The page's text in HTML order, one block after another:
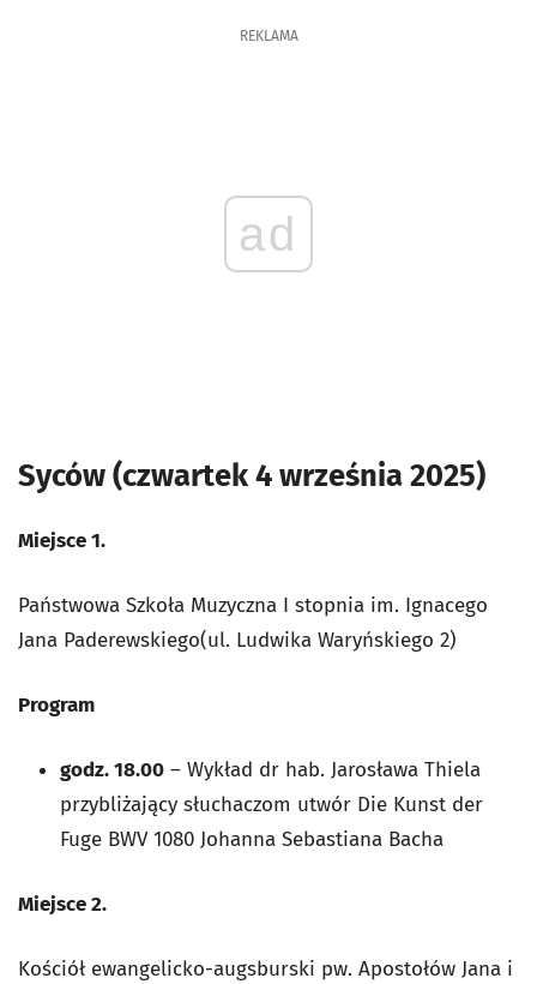
REKLAMA
ad
Syców (czwartek 4 września 2025)
Miejsce 1.
Państwowa Szkoła Muzyczna I stopnia im. Ignacego
Jana Paderewskiego(ul. Ludwika Waryńskiego 2)
Program
godz. 18.00 – Wykład dr hab. Jarosława Thiela
przybliżający słuchaczom utwór Die Kunst der
Fuge BWV 1080 Johanna Sebastiana Bacha
Miejsce 2.
Kościół ewangelicko-augsburski pw. Apostołów Jana i